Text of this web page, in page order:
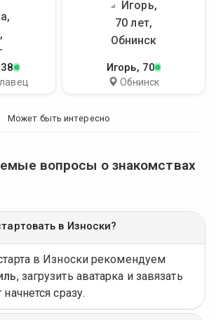
Игорь, 70
Обнинск
Может быть интересно
вопросы о знакомствах
в Износки?
в Износки рекомендуем
, загрузить аватарка и завязать
сразу.